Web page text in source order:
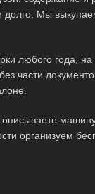
долго. Мы
любого года, на
части
организуем